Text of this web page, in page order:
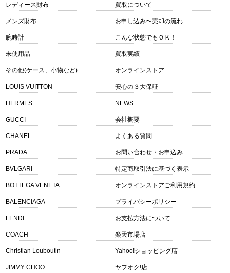
レディース財布
メンズ財布
腕時計
未使用品
その他(ケース、小物など)
LOUIS VUITTON
HERMES
GUCCI
CHANEL
PRADA
BVLGARI
BOTTEGA VENETA
BALENCIAGA
FENDI
COACH
Christian Louboutin
JIMMY CHOO
買取について
お申し込み〜売却の流れ
こんな状態でもＯＫ！
買取実績
オンラインストア
安心の３大保証
NEWS
会社概要
よくある質問
お問い合わせ・お申込み
特定商取引法に基づく表示
オンラインストアご利用規約
プライバシーポリシー
お支払方法について
楽天市場店
Yahoo!ショッピング店
ヤフオク!店